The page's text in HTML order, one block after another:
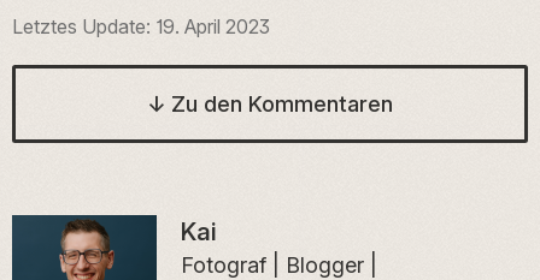
Letztes Update: 19. April 2023
↓ Zu den Kommentaren
Kai
Fotograf | Blogger |